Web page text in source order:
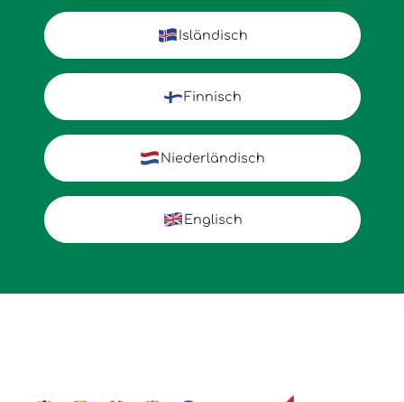
Isländisch
Finnisch
Niederländisch
Englisch